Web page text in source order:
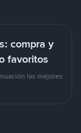
compra y
favoritos
las mejores